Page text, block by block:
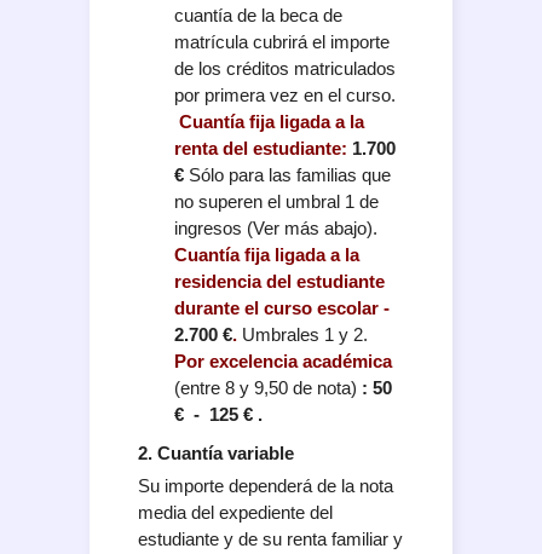
cuantía de la beca de
matrícula cubrirá el importe
de los créditos matriculados
por primera vez en el curso.
Cuantía fija ligada a la
renta del estudiante: 1.700
€ Sólo para las familias que
no superen el umbral 1 de
ingresos (Ver más abajo).
Cuantía fija ligada a la
residencia del estudiante
durante el curso escolar -
2.700 €. Umbrales 1 y 2.
Por excelencia académica
(entre 8 y 9,50 de nota) : 50
€ - 125 € .
2. Cuantía variable
Su importe dependerá de la nota
media del expediente del
estudiante y de su renta familiar y